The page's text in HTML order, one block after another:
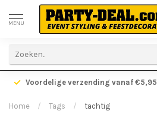
MENU
Voordelige verzending vanaf €5,95
Home / Tags / tachtig